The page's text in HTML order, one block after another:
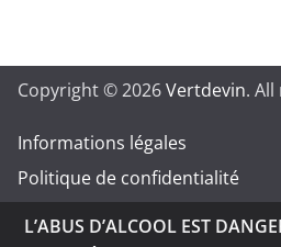
Copyright © 2026Vertdevin.
Informations légales
Politique de confidentialité
L’ABUS D’ALCOOL EST